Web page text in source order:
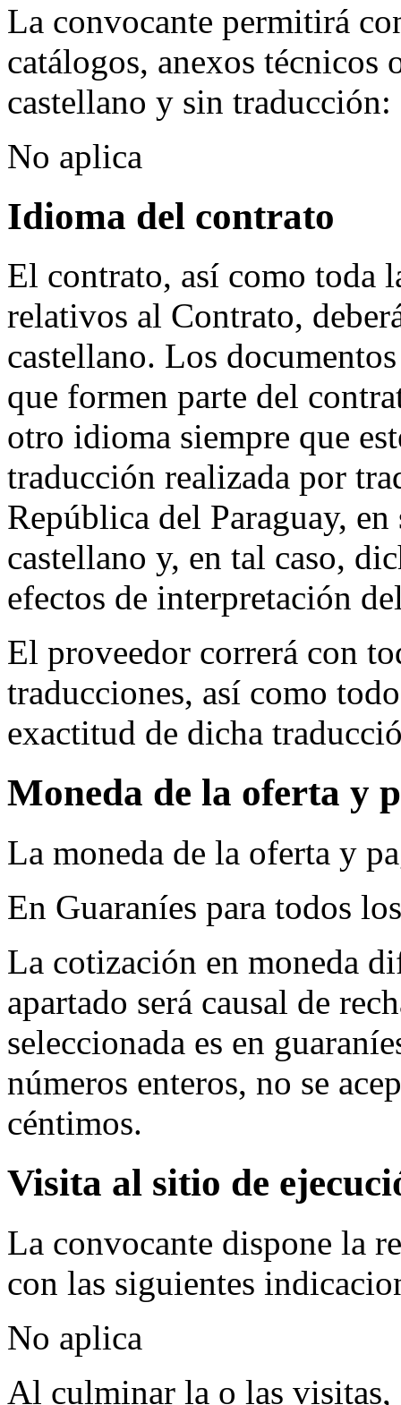
La convocante permitirá
catálogos, anexos
castellano y sin traducción:
No aplica
Idioma del contrato
El contrato, así como toda
relativos al Contrato,
castellano. Los
que formen parte del
otro idioma siempre que
traducción realizada por
República del Paraguay,
castellano y, en tal caso,
efectos de interpretación
El proveedor correrá con
traducciones, así como
exactitud de dicha
Moneda de la oferta y
La moneda de la oferta y
En Guaraníes para todos
La cotización en moneda
apartado será causal de
seleccionada es en
números enteros, no se
céntimos.
Visita al sitio de
La convocante dispone la
con las siguientes
No aplica
Al culminar la o las visitas,